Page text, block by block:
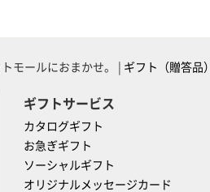
モールにおまかせ。 | ギフト（贈答品
ギフトサービス
カタログギフト
お急ぎギフト
ソーシャルギフト
オリジナルメッセージカード